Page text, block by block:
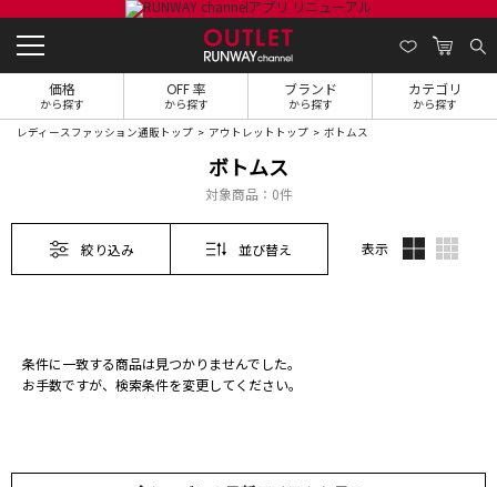
価格
から探す
OFF 率
から探す
ブランド
から探す
カテゴリ
から探す
レディースファッション通販トップ アウトレットトップ ボトムス
ボトムス
対象商品： 0件
絞り込み 並び替え 表示
条件に一致する商品は見つかりませんでした。
お手数ですが、検索条件を変更してください。